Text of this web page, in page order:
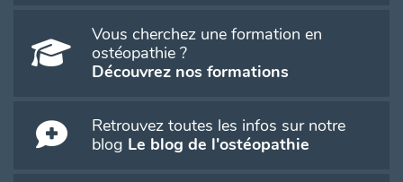
Vous cherchez une formation en
ostéopathie ?
Découvrez nos formations
Retrouvez toutes les infos sur notre
blog Le blog de l'ostéopathie